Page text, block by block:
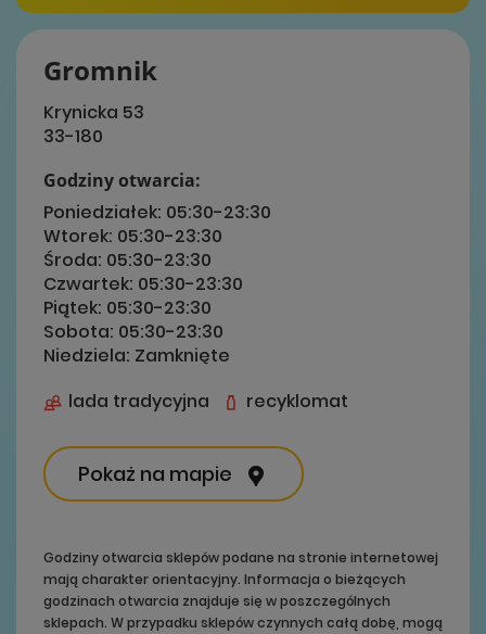
Gromnik
Krynicka 53
33-180
Godziny otwarcia:
Poniedziałek: 05:30-23:30
Wtorek: 05:30-23:30
Środa: 05:30-23:30
Czwartek: 05:30-23:30
Piątek: 05:30-23:30
Sobota: 05:30-23:30
Niedziela: Zamknięte
lada tradycyjna
recyklomat
Pokaż na mapie
Godziny otwarcia sklepów podane na stronie internetowej
mają charakter orientacyjny. Informacja o bieżących
godzinach otwarcia znajduje się w poszczególnych
sklepach. W przypadku sklepów czynnych całą dobę, mogą